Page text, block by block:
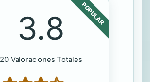
POPULAR
3.8
20 Valoraciones Totales